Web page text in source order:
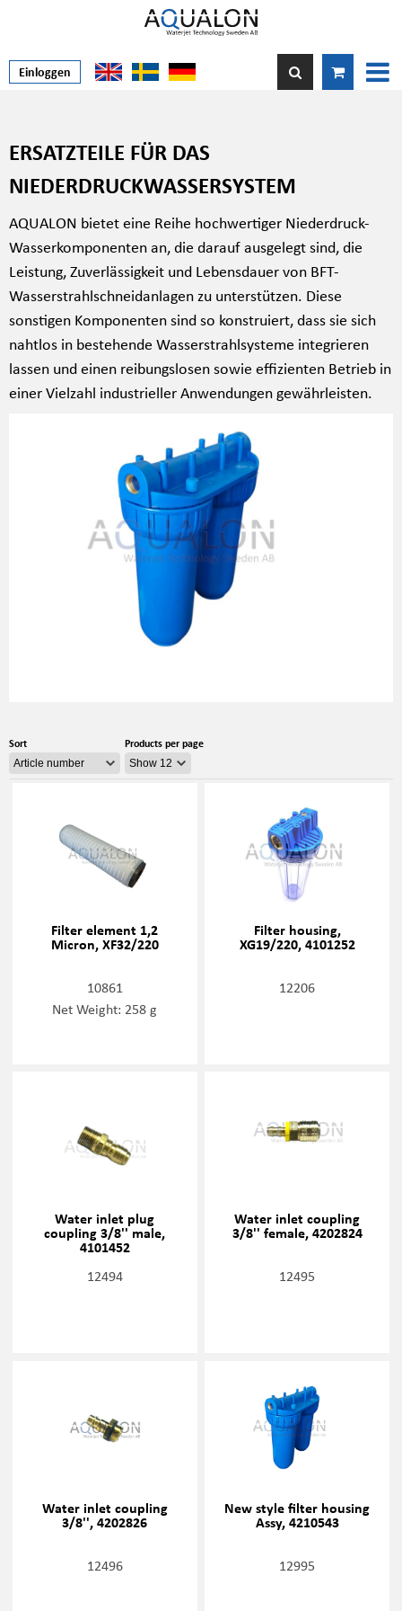
Einloggen
ERSATZTEILE FÜR DAS
NIEDERDRUCKWASSERSYSTEM
AQUALON bietet eine Reihe hochwertiger Niederdruck-
Wasserkomponenten an, die darauf ausgelegt sind, die
Leistung, Zuverlässigkeit und Lebensdauer von BFT-
Wasserstrahlschneidanlagen zu unterstützen. Diese
sonstigen Komponenten sind so konstruiert, dass sie sich
nahtlos in bestehende Wasserstrahlsysteme integrieren
lassen und einen reibungslosen sowie effizienten Betrieb in
einer Vielzahl industrieller Anwendungen gewährleisten.
Sort Products per page
Filter element 1,2
Micron, XF32/220
10861
Net Weight: 258 g
Filter housing,
XG19/220, 4101252
12206
Water inlet plug
coupling 3/8'' male,
4101452
12494
Water inlet coupling
3/8'' female, 4202824
12495
Water inlet coupling
3/8'', 4202826
12496
New style filter housing
Assy, 4210543
12995